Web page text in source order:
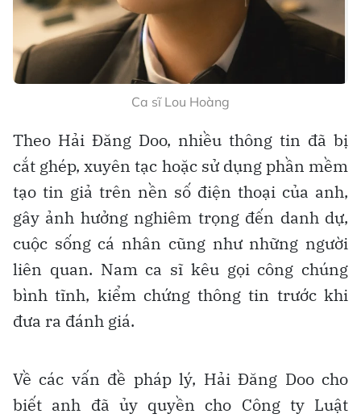
Ca sĩ Lou Hoàng
Theo Hải Đăng Doo, nhiều thông tin đã bị
cắt ghép, xuyên tạc hoặc sử dụng phần mềm
tạo tin giả trên nền số điện thoại của anh,
gây ảnh hưởng nghiêm trọng đến danh dự,
cuộc sống cá nhân cũng như những người
liên quan. Nam ca sĩ kêu gọi công chúng
bình tĩnh, kiểm chứng thông tin trước khi
đưa ra đánh giá.
Về các vấn đề pháp lý, Hải Đăng Doo cho
biết anh đã ủy quyền cho Công ty Luật